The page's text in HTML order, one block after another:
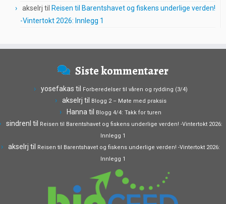
akselrj til Reisen til Barentshavet og fiskens underlige verden!
-Vintertokt 2026: Innlegg 1
Siste kommentarer
yosefakas til Forberedelser til våren og rydding (3/4)
akselrj til Blogg 2 – Møte med praksis
Hannatil Blogg 4/4: Takk for turen
sindrenl til
Reisen til Barentshavet og fiskens underlige verden! -Vintertokt 2026:
Innlegg 1
akselrj til
Reisen til Barentshavet og fiskens underlige verden! -Vintertokt 2026:
Innlegg 1